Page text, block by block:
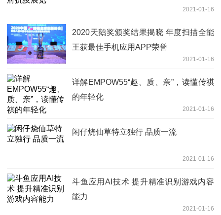
2021-01-16
2020天鹅奖颁奖结果揭晓 年度扫描全能
王获最佳手机应用APP荣誉
2021-01-16
详解EMPOW55“趣、质、亲”，读懂传祺
的年轻化
2021-01-16
闲仔烧仙草特立独行 品质一流
2021-01-16
斗鱼应用AI技术 提升精准识别游戏内容
能力
2021-01-16